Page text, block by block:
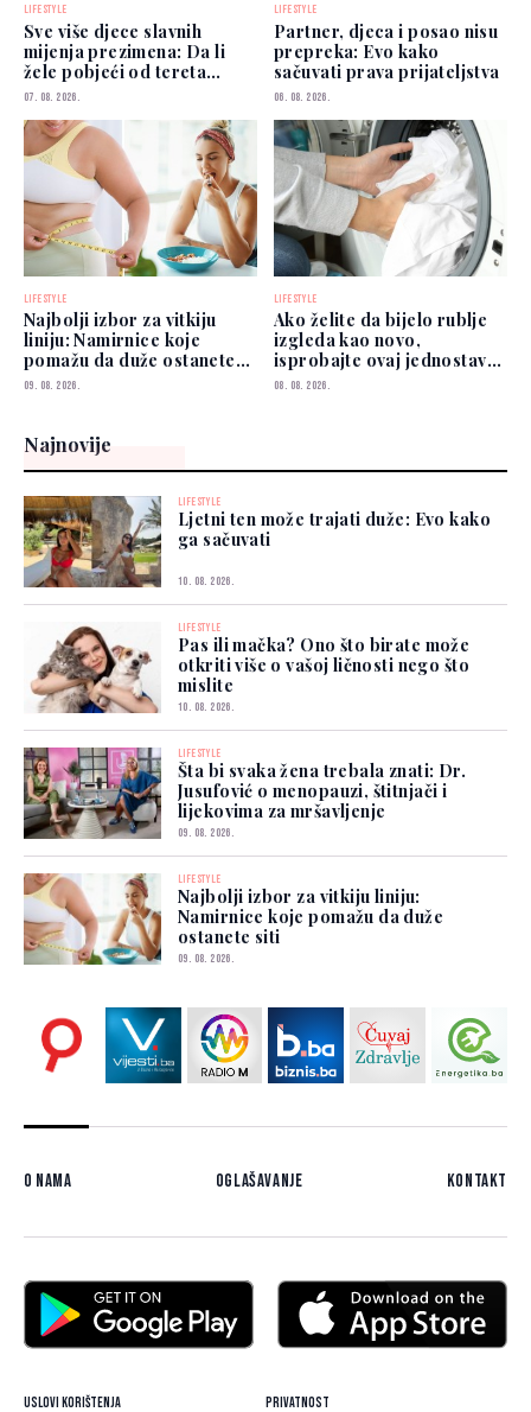
LIFESTYLE
Sve više djece slavnih
mijenja prezimena: Da li
žele pobjeći od tereta
poznatih roditelja?
07. 08. 2026.
LIFESTYLE
Partner, djeca i posao nisu
prepreka: Evo kako
sačuvati prava prijateljstva
06. 08. 2026.
LIFESTYLE
Najbolji izbor za vitkiju
liniju: Namirnice koje
pomažu da duže ostanete
siti
09. 08. 2026.
LIFESTYLE
Ako želite da bijelo rublje
izgleda kao novo,
isprobajte ovaj jednostavan
savjet
08. 08. 2026.
Najnovije
LIFESTYLE
Ljetni ten može trajati duže: Evo kako
ga sačuvati
10. 08. 2026.
LIFESTYLE
Pas ili mačka? Ono što birate može
otkriti više o vašoj ličnosti nego što
mislite
10. 08. 2026.
LIFESTYLE
Šta bi svaka žena trebala znati: Dr.
Jusufović o menopauzi, štitnjači i
lijekovima za mršavljenje
09. 08. 2026.
LIFESTYLE
Najbolji izbor za vitkiju liniju:
Namirnice koje pomažu da duže
ostanete siti
09. 08. 2026.
O nama Oglašavanje Kontakt
Uslovi korištenja Privatnost